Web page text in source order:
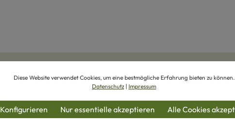
Diese Website verwendet Cookies, um eine bestmögliche Erfahrung bieten zu können.
Datenschutz | Impressum
Nur essentielle akzeptieren
Konfigurieren Alle Cookies